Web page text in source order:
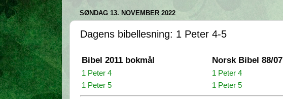
SØNDAG 13. NOVEMBER 2022
Dagens bibellesning: 1 Peter 4-5
Bibel 2011 bokmål Norsk Bibel 88/07
1 Peter 4 1 Peter 4
1 Peter 5
1 Peter 5